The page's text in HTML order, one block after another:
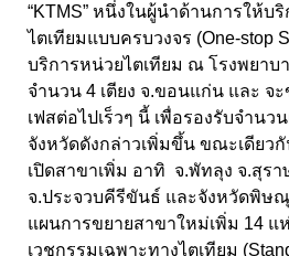
“KTMS” หนึ่งในผู้นำด้านการให้บ
ไตเทียมแบบครบวงจร (One-stop
บริการหน่วยไตเทียม ณ โรงพยาบ
จำนวน 4 เตียง จ.ขอนแก่น และ จ
เฟสต่อไปเร็วๆ นี้ เพื่อรองรับจำนว
จังหวัดดังกล่าวเพิ่มขึ้น ขณะเดียว
เปิดสาขาเพิ่ม อาทิ จ.พัทลุง จ.สุร
จ.ประจวบคีรีขันธ์ และจังหวัดพิษ
แผนการขยายสาขาใหม่เพิ่ม 14 แ
เวชกรรมเฉพาะทางไตเทียม